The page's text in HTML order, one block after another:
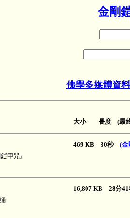
金剛
佛學多媒體資
大小 長度 (最終
469 KB 30秒 (金
甲咒』
16,807 KB 28分